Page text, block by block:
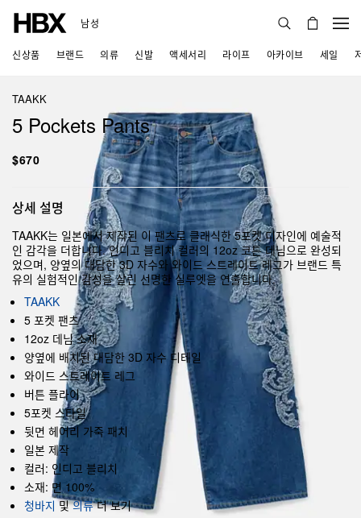
남성
신상품 브랜드 의류 신발 액세서리 라이프 아카이브 세일
TAAKK
5 Pockets Pants
$670
상세 설명
TAAKK는 일본에서 제작된 이 팬츠로 클래식한 5포켓 디자인에 예술적
인 감각을 더합니다. 인디고 블리치 컬러의 12oz 코튼 데님으로 완성되
었으며, 양옆의 대담한 3D 자수와 와이드 스트레이트 레그가 브랜드 특
유의 실험적인 감성을 살린 선명한 실루엣을 연출합니다.
TAAKK
5 포켓 팬츠
12oz 데님 소재
양옆에 배치된 대담한 3D 자수 디테일
와이드 스트레이트 레그
버튼 플라이
5포켓 스타일
뒷면 헤어리 가죽 패치
일본 제작
컬러: 인디고 블리치
소재: 면 100%
청바지 및의류더 보기